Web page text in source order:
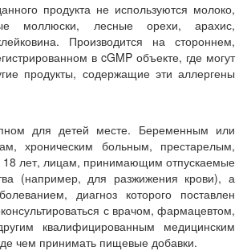
продукта не используются молоко,
моллюски, лесные орехи, арахис,
Производится на стороннем,
в cGMP объекте, где могут
продукты, содержащие эти аллергены
для детей месте. Беременным или
хроническим больным, престарелым,
18 лет, лицам, принимающим отпускаемые
(например, для разжижения крови), а
диагноз которого поставлен
с врачом, фармацевтом,
квалифицированным медицинским
чем принимать пищевые добавки.